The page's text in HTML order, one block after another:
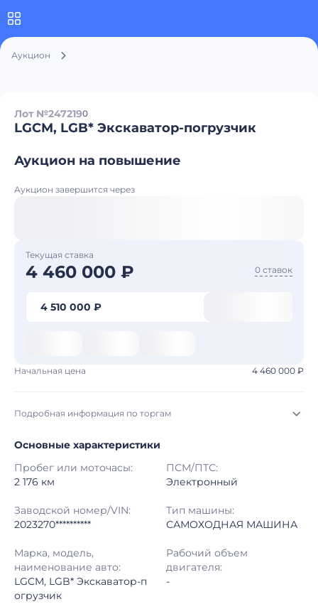
Аукцион
Лот №2472190
LGCM, LGB* Экскаватор-погрузчик
Аукцион на повышение
Аукцион завершится через
Текущая ставка
4 460 000 ₽ 0 ставок
4 510 000 ₽
Начальная цена 4 460 000 ₽
Подробная информация по торгам
Начало торгов: 03.08.2026, 23:28 МСК
Конец торгов: 11.08.2026, 00:28 МСК
Тип аукциона: Открытые торги
Шаг торгов: 50 000 ₽
Кол-во ставок:
Основные характеристики
Пробег или моточасы:
2 176 км
ПСМ/ПТС:
Электронный
Заводской номер/VIN:
2023270**********
Тип машины:
САМОХОДНАЯ МАШИНА
Марка, модель,
наименование авто:
LGCM, LGB* Экскаватор-п
огрузчик
Рабочий объем
двигателя:
-